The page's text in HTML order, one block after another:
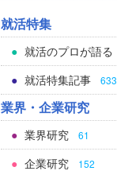
就活特集
就活のプロが語る
就活特集記事 633
業界・企業研究
業界研究 61
企業研究 152